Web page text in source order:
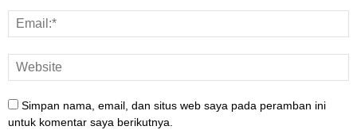
Simpan nama, email, dan situs web saya pada peramban ini
untuk komentar saya berikutnya.